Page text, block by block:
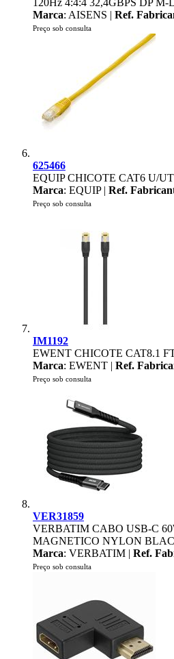
120Hz 4:4:4 32,4GBPS DP M-
Marca: AISENS | Ref.
Preço sob consulta
625466
EQUIP CHICOTE CAT6 U/
Marca: EQUIP | Ref.
Preço sob consulta
IM1192
EWENT CHICOTE CAT8.1
Marca: EWENT | Ref.
Preço sob consulta
VER31859
VERBATIM CABO USB-C
MAGNETICO NYLON
Marca: VERBATIM | Ref.
Preço sob consulta